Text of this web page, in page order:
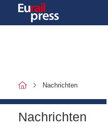
Nachrichten
Nachrichten